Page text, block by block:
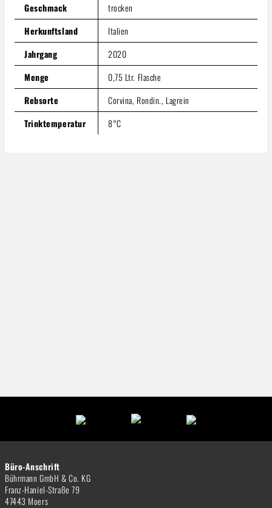
Geschmack
trocken
Herkunftsland
Italien
Jahrgang
2020
Menge
0,75 Ltr. Flasche
Rebsorte
Corvina, Rondin., Lagrein
Trinktemperatur
8°C
Büro-Anschrift
Bührmann GmbH & Co. KG
Franz-Haniel-Straße 79
47443 Moers